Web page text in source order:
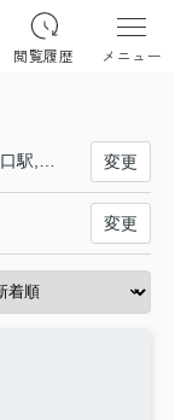
閲覧履歴 メニュー
国際会館駅,松ヶ崎駅,北山駅,北大路駅,鞍馬口駅,今出川駅,丸太町駅,烏丸御池駅,烏丸駅,五条駅,京都駅,九条駅,十条駅,くいな橋駅,竹田駅 変更
変更